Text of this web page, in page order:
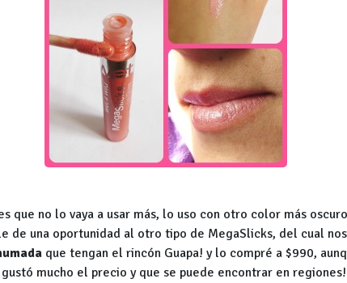
que no lo vaya a usar más, lo uso con otro color más
de una oportunidad al otro tipo de MegaSlicks, del cual
que tengan el rincón Guapa! y lo compré a $990,
mucho el precio y que se puede encontrar en